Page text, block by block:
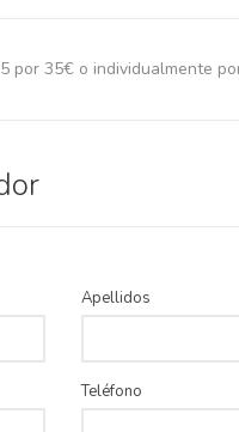
por 35€ o individualmente
Apellidos
Teléfono